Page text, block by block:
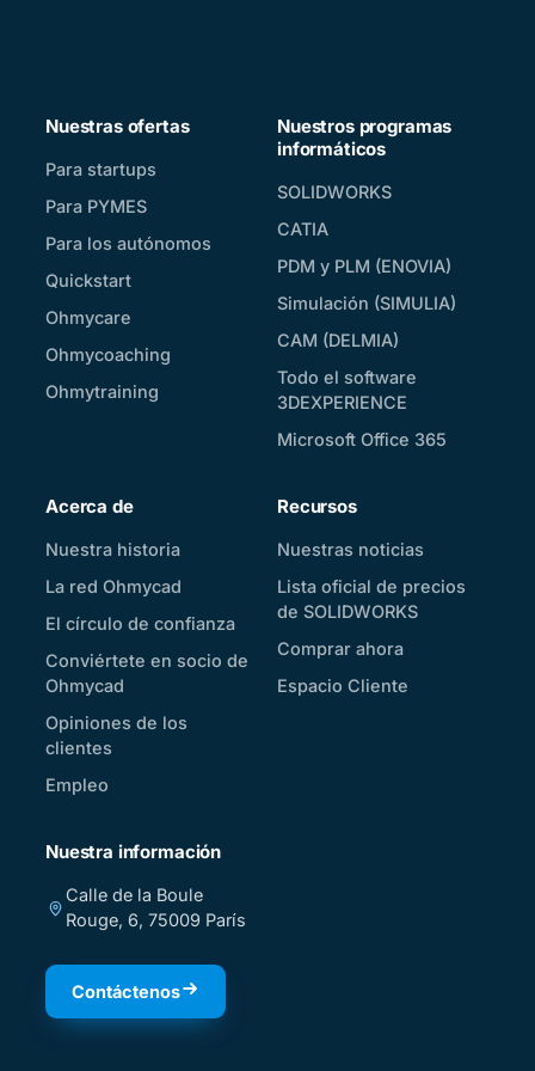
Nuestras ofertas
Para startups
Para PYMES
Para los autónomos
Quickstart
Ohmycare
Ohmycoaching
Ohmytraining
Nuestros programas
informáticos
SOLIDWORKS
CATIA
PDM y PLM (ENOVIA)
Simulación (SIMULIA)
CAM (DELMIA)
Todo el software
3DEXPERIENCE
Microsoft Office 365
Acerca de
Nuestra historia
La red Ohmycad
El círculo de confianza
Conviértete en socio de
Ohmycad
Opiniones de los
clientes
Empleo
Recursos
Nuestras noticias
Lista oficial de precios
de SOLIDWORKS
Comprar ahora
Espacio Cliente
Nuestra información
Calle de la Boule
Rouge, 6, 75009 París
Contáctenos